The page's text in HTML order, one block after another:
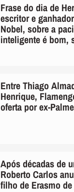
Frase do dia de
escritor e
Nobel, sobre a
inteligente é bom,
Entre Thiago
Henrique,
oferta por ex-
Após décadas de
Roberto Carlos
filho de Erasmo